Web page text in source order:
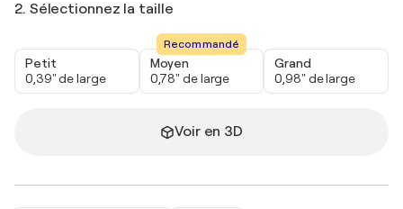
2. Sélectionnez la taille
Petit
0,39" de large
Recommandé
Moyen
0,78" de large
Grand
0,98" de large
Voir en 3D